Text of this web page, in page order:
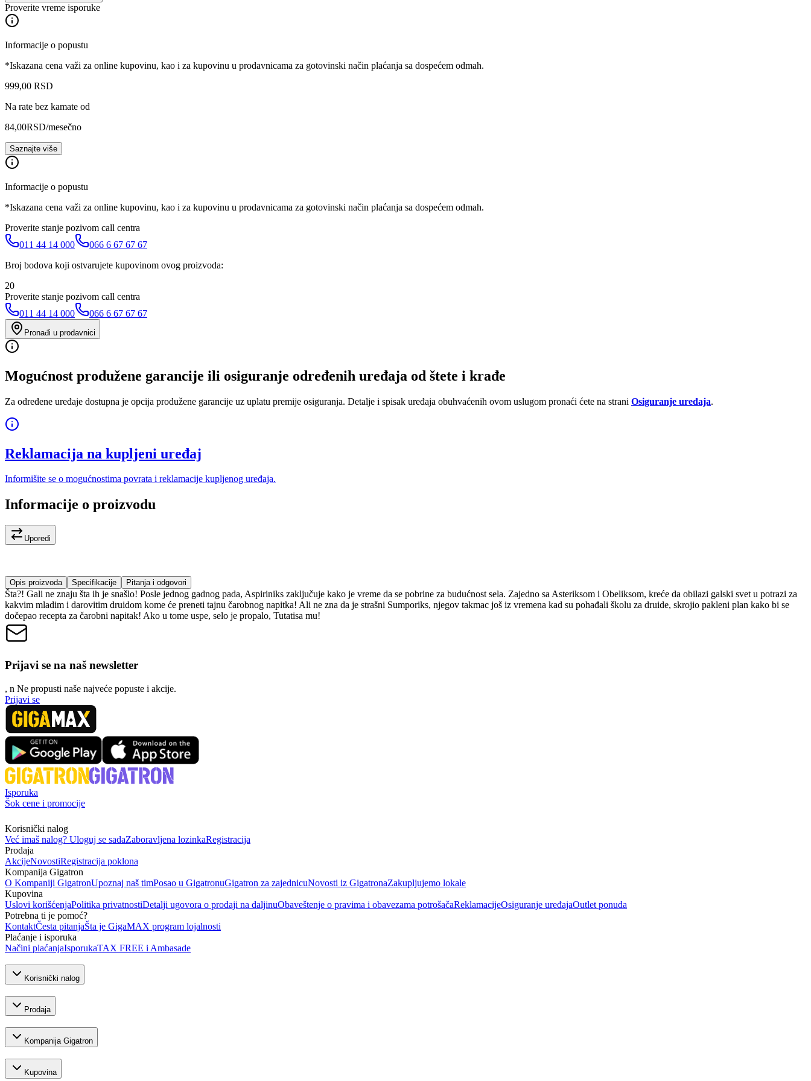
Proverite vreme isporuke
Informacije o popustu
*Iskazana cena važi za online kupovinu, kao i za kupovinu u prodavnicama za gotovinski način plaćanja sa dospećem odmah.
999,00 RSD
Na rate bez kamate od
84,00RSD/mesečno
Saznajte više
Informacije o popustu
*Iskazana cena važi za online kupovinu, kao i za kupovinu u prodavnicama za gotovinski način plaćanja sa dospećem odmah.
Proverite stanje pozivom call centra
011 44 14 000
066 6 67 67 67
Broj bodova koji ostvarujete kupovinom ovog proizvoda:
20
Proverite stanje pozivom call centra
011 44 14 000
066 6 67 67 67
Pronađi u prodavnici
Mogućnost produžene garancije ili osiguranje određenih uređaja od štete i krađe
Za određene uređaje dostupna je opcija produžene garancije uz uplatu premije osiguranja. Detalje i spisak uređaja obuhvaćenih ovom uslugom pronaći ćete na strani Osiguranje uređaja.
Reklamacija na kupljeni uređaj
Informišite se o mogućnostima povrata i reklamacije kupljenog uređaja.
Informacije o proizvodu
Uporedi
Opis proizvoda Specifikacije Pitanja i odgovori
Šta?! Gali ne znaju šta ih je snašlo! Posle jednog gadnog pada, Aspiriniks zaključuje kako je vreme da se pobrine za budućnost sela. Zajedno sa Asteriksom i Obeliksom, kreće da obilazi galski svet u potrazi za
kakvim mladim i darovitim druidom kome će preneti tajnu čarobnog napitka! Ali ne zna da je strašni Sumporiks, njegov takmac još iz vremena kad su pohađali školu za druide, skrojio pakleni plan kako bi se
dočepao recepta za čarobni napitak! Ako u tome uspe, selo je propalo, Tutatisa mu!
Prijavi se na naš newsletter
, n Ne propusti naše najveće popuste i akcije.
Prijavi se
Isporuka
Šok cene i promocije
Korisnički nalog
Već imaš nalog? Uloguj se sadaZaboravljena lozinkaRegistracija
Prodaja
AkcijeNovostiRegistracija poklona
Kompanija Gigatron
O Kompaniji GigatronUpoznaj naš timPosao u GigatronuGigatron za zajednicuNovosti iz GigatronaZakupljujemo lokale
Kupovina
Uslovi korišćenjaPolitika privatnostiDetalji ugovora o prodaji na daljinuObaveštenje o pravima i obavezama potrošačaReklamacijeOsiguranje uređajaOutlet ponuda
Potrebna ti je pomoć?
KontaktČesta pitanjaŠta je GigaMAX program lojalnosti
Plaćanje i isporuka
Načini plaćanjaIsporukaTAX FREE i Ambasade
Korisnički nalog
Prodaja
Kompanija Gigatron
Kupovina